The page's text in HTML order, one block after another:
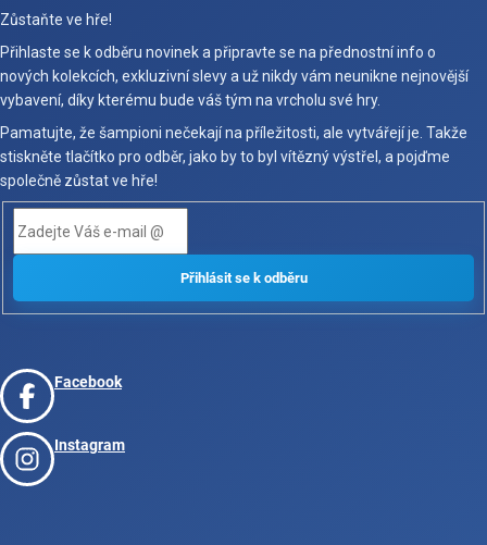
Zůstaňte ve hře!
Přihlaste se k odběru novinek a připravte se na přednostní info o
nových kolekcích, exkluzivní slevy a už nikdy vám neunikne nejnovější
vybavení, díky kterému bude váš tým na vrcholu své hry.
Pamatujte, že šampioni nečekají na příležitosti, ale vytvářejí je. Takže
stiskněte tlačítko pro odběr, jako by to byl vítězný výstřel, a pojďme
společně zůstat ve hře!
Facebook
Instagram